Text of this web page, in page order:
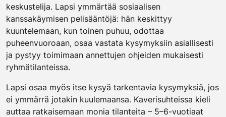
keskustelija. Lapsi ymmärtää sosiaalisen
kanssakäymisen pelisääntöjä: hän keskittyy
kuuntelemaan, kun toinen puhuu, odottaa
puheenvuoroaan, osaa vastata kysymyksiin asiallisesti
ja pystyy toimimaan annettujen ohjeiden mukaisesti
ryhmätilanteissa.
Lapsi osaa myös itse kysyä tarkentavia kysymyksiä, jos
ei ymmärrä jotakin kuulemaansa. Kaverisuhteissa kieli
auttaa ratkaisemaan monia tilanteita – 5–6-vuotiaat